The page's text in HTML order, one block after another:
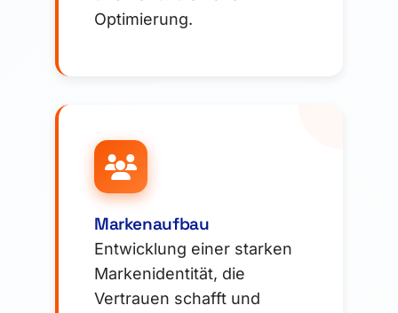
Optimierung.
Markenaufbau
Entwicklung einer starken
Markenidentität, die
Vertrauen schafft und